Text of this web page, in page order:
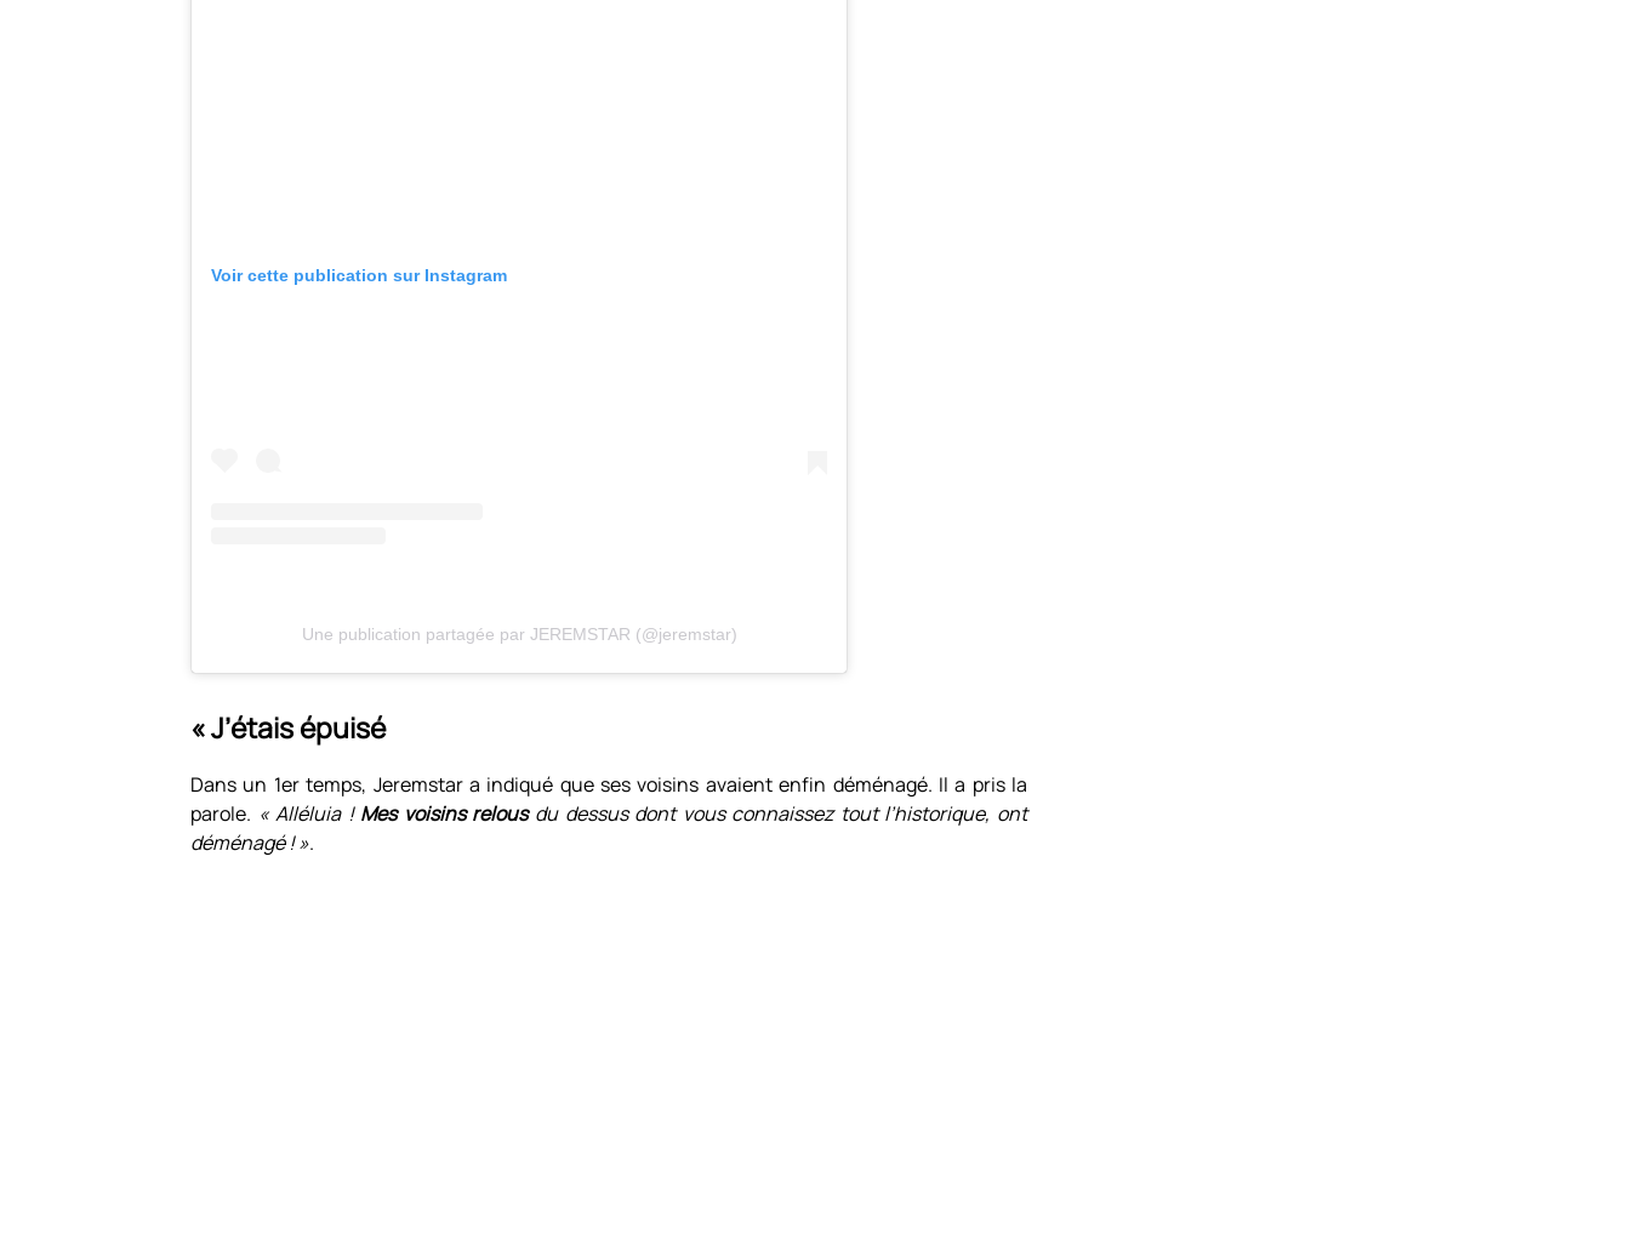
Voir cette publication sur Instagram
Une publication partagée par JEREMSTAR (@jeremstar)
« J’étais épuisé
Dans un 1er temps, Jeremstar a indiqué que ses voisins avaient enfin déménagé. Il a pris la
parole. « Alléluia ! Mes voisins relousdu dessus dont vous connaissez tout l’historique, ont
déménagé ! ».